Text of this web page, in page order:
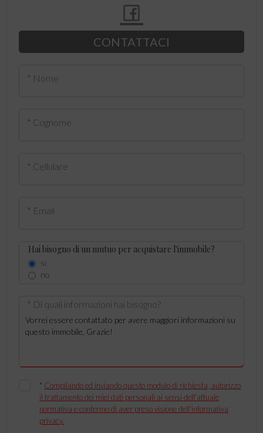
CONTATTACI
* Nome
* Cognome
* Cellulare
* Email
Hai bisogno di un mutuo per acquistare l'immobile?
si
no
* Di quali informazioni hai bisogno?
* Compilando ed inviando questo modulo di richiesta, autorizzo
il trattamento dei miei dati personali ai sensi dell'attuale
normativa e confermo di aver preso visione dell'informativa
privacy.